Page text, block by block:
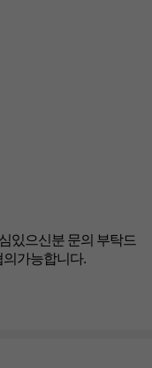
있으신분 문의 부탁드
의가능합니다.